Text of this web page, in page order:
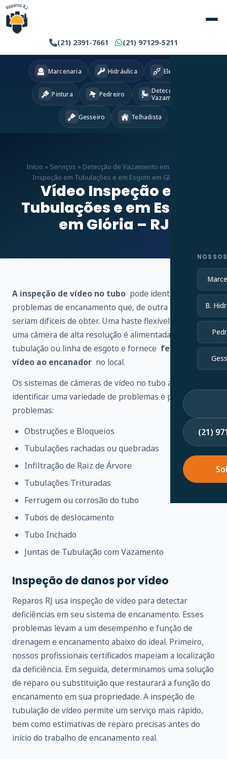
(21) 2391-7661 (21) 97129-5211
B.
(21)
Marcenaria Hidráulica Eletricista
Pintura Pedreiro
Detecção
Vazamentos
Gesseiro Telhadista
Início » Serviços » Detecção de Vazamento em RJ
Inspeção em Tubulações e em Esgoto em Glória – RJ
Vídeo Inspeção em
Tubulações e em Esgoto
em Glória – RJ
A inspeção de vídeo no tubo pode identificar vários
problemas de encanamento que, de outra forma,
seriam difíceis de obter. Uma haste flexível conectada a
uma câmera de alta resolução é alimentada através de
tubulação ou linha de esgoto e fornece feedback de
vídeo ao encanador no local.
Os sistemas de câmeras de vídeo no tubo ajudam a
identificar uma variedade de problemas e possíveis
problemas:
Obstruções e Bloqueios
Tubulações rachadas ou quebradas
Infiltração de Raiz de Árvore
Tubulações Trituradas
Ferrugem ou corrosão do tubo
Tubos de deslocamento
Tubo Inchado
Juntas de Tubulação com Vazamento
Inspeção de danos por vídeo
Reparos RJ usa inspeção de vídeo para detectar
deficiências em seu sistema de encanamento. Esses
problemas levam a um desempenho e função de
drenagem e encanamento abaixo do ideal. Primeiro,
nossos profissionais certificados mapeiam a localização
da deficiência. Em seguida, determinamos uma solução
de reparo ou substituição que restaurará a função do
encanamento em sua propriedade. A inspeção de
tubulação de vídeo permite um serviço mais rápido,
bem como estimativas de reparo precisas antes do
início do trabalho de encanamento real.